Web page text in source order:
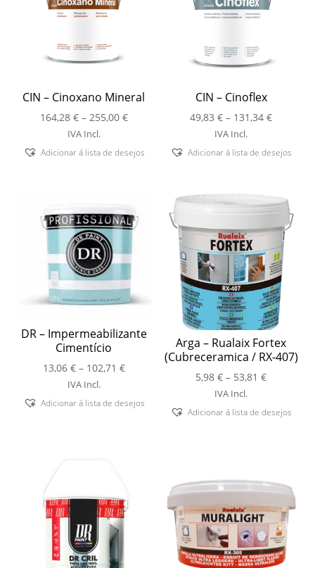
CIN – Cinoxano Mineral
164,28 € – 255,00 €Price
164,28 €
through
IVA Incl.
Adicionar á lista de desejos
CIN – Cinoflex
49,83€ – 131,34€Price
49,83 €
through
IVA Incl.
Adicionar á lista de desejos
DR – Impermeabilizante
Cimentício
13,06 € – 102,71 €Price
13,06 €
through
IVA Incl.
Adicionar á lista de desejos
Arga – Rualaix Fortex
(Cubreceramica / RX-407)
5,98€ – 53,81€Price
through
IVA Incl.
Adicionar á lista de desejos